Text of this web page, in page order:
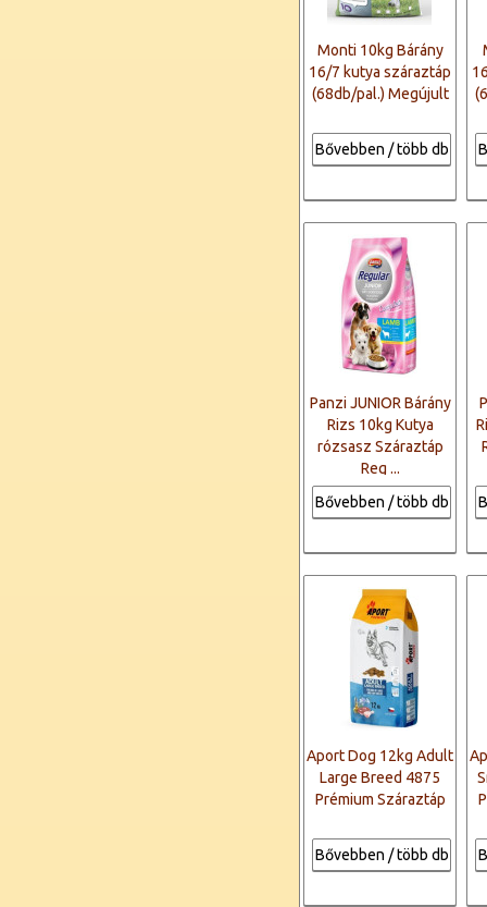
Monti 10kg Bárány
16/7 kutya száraztáp
(68db/pal.) Megújult
Bővebben / több db
Panzi JUNIOR Bárány
Rizs 10kg Kutya
rózsasz Száraztáp
Reg ...
Bővebben / több db
Aport Dog 12kg Adult
Large Breed 4875
Prémium Száraztáp
Bővebben / több db